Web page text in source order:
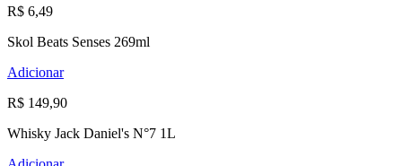
R$ 6,49
Skol Beats Senses 269ml
Adicionar
R$ 149,90
Whisky Jack Daniel's N°7 1L